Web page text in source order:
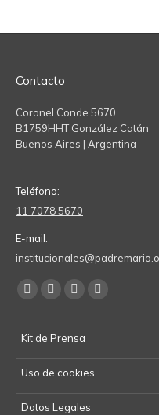
Contacto
Coronel Conde 5670
B1759HHT González Catán
Buenos Aires | Argentina
Teléfono:
11 7078 5670
E-mail:
Find us on:
opens
in
new
window
opens
in
new
window
opens
in
new
window
in
Kit de Prensa
Uso de cookies
Datos Legales